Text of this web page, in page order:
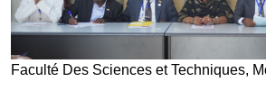
Faculté Des Sciences et Techniques,